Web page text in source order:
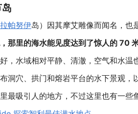
拉帕努伊岛）因其摩艾雕像而闻名，也
那里的海水能见度达到了惊人的 70
，水域相对平静、清澈，空气和水温
洞穴、拱门和熔岩平台的水下景观，
最吸引人的地方，不过这里也有一些